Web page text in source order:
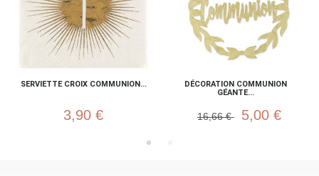
SERVIETTE CROIX COMMUNION...
3,90 €
DÉCORATION COMMUNION
GÉANTE...
16,66 € 5,00 €